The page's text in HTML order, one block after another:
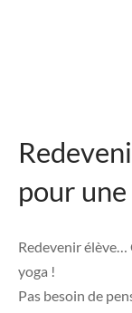
pour
Redevenir élève…
yoga !
Pas besoin de